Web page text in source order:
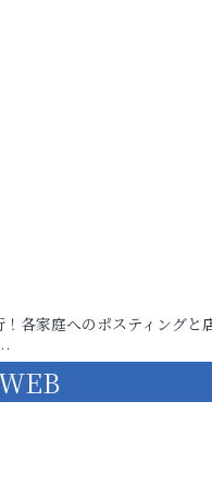
各家庭へのポスティングと